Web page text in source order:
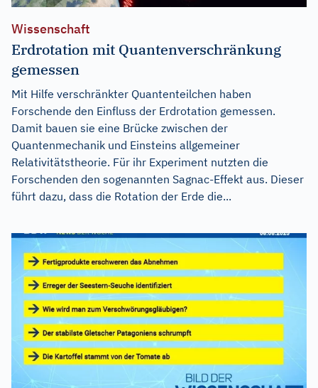
Wissenschaft
Erdrotation mit Quantenverschränkung
gemessen
Mit Hilfe verschränkter Quantenteilchen haben
Forschende den Einfluss der Erdrotation gemessen.
Damit bauen sie eine Brücke zwischen der
Quantenmechanik und Einsteins allgemeiner
Relativitätstheorie. Für ihr Experiment nutzten die
Forschenden den sogenannten Sagnac-Effekt aus. Dieser
führt dazu, dass die Rotation der Erde die...